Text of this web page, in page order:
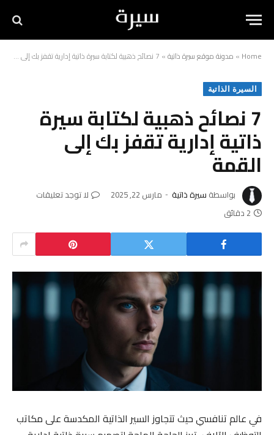
Home
» مدونة موقع سيرة ذاتية» 7 نصائح ذهبية لكتابة سيرة ذاتية إدارية تقفز بك إلى القمة
السيرة الذاتية
7 نصائح ذهبية لكتابة سيرة
ذاتية إدارية تقفز بك إلى
القمة
بواسطة سيرة ذاتية مارس 22, 2025
لا توجد تعليقات
2 دقائق
في عالم تنافسي حيث تتجاوز السير الذاتية المكدسة على مكاتب